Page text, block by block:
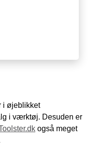
i øjeblikket
i værktøj. Desuden er
også meget